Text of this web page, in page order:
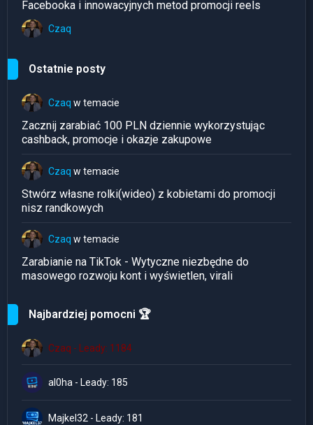
Facebooka i innowacyjnych metod promocji reels
Czaq
Ostatnie posty
Czaq w temacie
Zacznij zarabiać 100 PLN dziennie wykorzystując
cashback, promocje i okazje zakupowe
Czaq w temacie
Stwórz własne rolki(wideo) z kobietami do promocji
nisz randkowych
Czaq w temacie
Zarabianie na TikTok - Wytyczne niezbędne do
masowego rozwoju kont i wyświetlen, virali
Najbardziej pomocni 🏆
Czaq - Leady: 1184
al0ha - Leady: 185
Majkel32 - Leady: 181